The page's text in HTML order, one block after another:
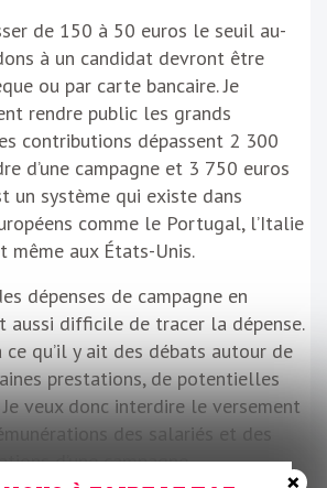
de 150 à 50 euros le seuil au-
à un candidat devront être
ou par carte bancaire. Je
rendre public les grands
contributions dépassent 2 300
d’une campagne et 3 750 euros
un système qui existe dans
comme le Portugal, l’Italie
même aux États-Unis.
dépenses de campagne en
difficile de tracer la dépense.
ce qu’il y ait des débats autour de
prestations, de potentielles
veux donc interdire le versement
des salariés et des
d’une campagne.